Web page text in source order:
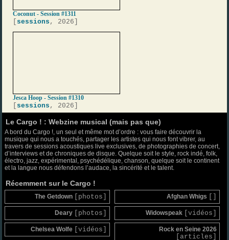
Coconut - Session #1311
[ sessions , 2026]
Jesca Hoop - Session #1310
[ sessions , 2026]
Le Cargo ! : Webzine musical (mais pas que)
A bord du Cargo !, un seul et même mot d’ordre : vous faire découvrir la
musique qui nous a touchés, partager les artistes qui nous font vibrer, au
travers de sessions acoustiques live exclusives, de photographies de concert,
d’interviews et de chroniques de disque. Quelque soit le style, rock indé, folk,
électro, jazz, expérimental, psychédélique, chanson, quelque soit le continent
et la langue nous défendons l’audace, la sincérité et le talent.
Récemment sur le Cargo !
The Getdown [photos] Afghan Whigs []
Deary [photos] Widowspeak [vidéos]
Chelsea Wolfe [vidéos] Rock en Seine 2026
[articles]